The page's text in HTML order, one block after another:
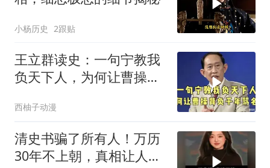
小杨历史 2跟贴
王立群读史：一句宁教我
负天下人，为何让曹操背
西柚子动漫
清史书骗了所有人！万历
30年不上朝，真相让人心